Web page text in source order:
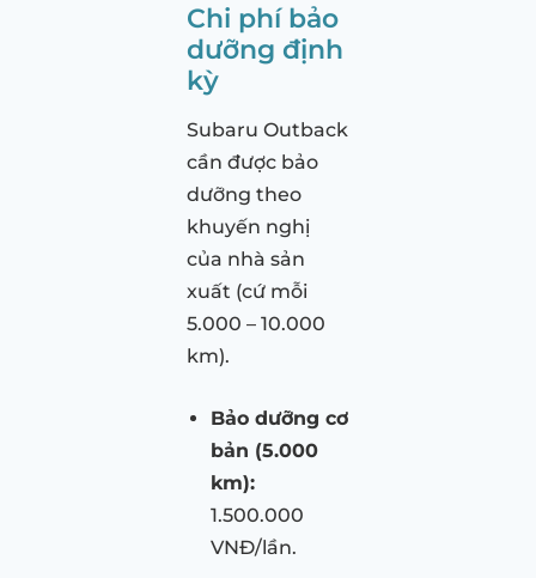
Chi phí bảo
dưỡng định
kỳ
Subaru Outback
cần được bảo
dưỡng theo
khuyến nghị
của nhà sản
xuất (cứ mỗi
5.000 – 10.000
km).
Bảo dưỡng cơ
bản (5.000
km):
1.500.000
VNĐ/lần.